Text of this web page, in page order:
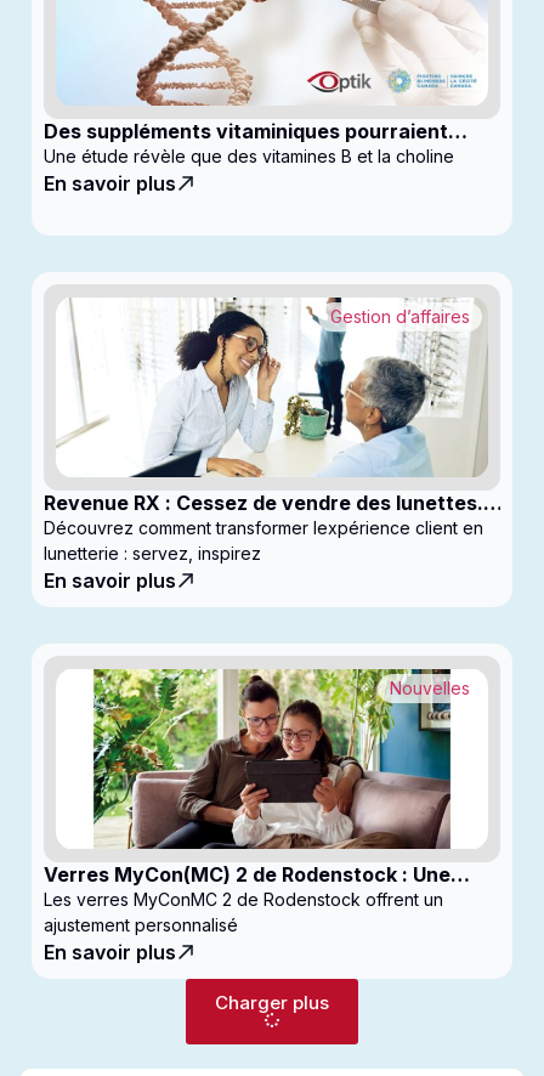
Des suppléments vitaminiques pourraient
ralentir la progression du glaucome
Une étude révèle que des vitamines B et la choline
En savoir plus
Revenue RX : Cessez de vendre des lunettes.
Commencez à générer des profits
Gestion d’affaires
Découvrez comment transformer lexpérience client en
lunetterie : servez, inspirez
En savoir plus
Verres MyCon(MC) 2 de Rodenstock : Une
nouvelle génération de verres pour
enfantsconçus pour le contrôle de la myopie
Nouvelles
Les verres MyConMC 2 de Rodenstock offrent un
ajustement personnalisé
En savoir plus
Charger plus